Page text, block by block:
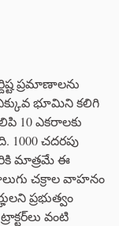
ప్రమాణాలను
భూమిని కలిగి
10 ఎకరాలకు
1000 చదరపు
మాత్రమే ఈ
చక్రాల వాహనం
ప్రభుత్వం
వంటి